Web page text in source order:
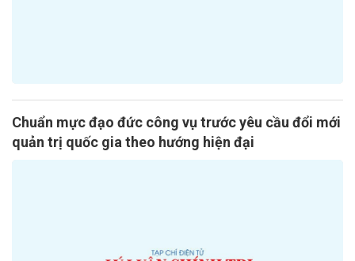
Chuẩn mực đạo đức công vụ trước yêu cầu đổi mới
quản trị quốc gia theo hướng hiện đại